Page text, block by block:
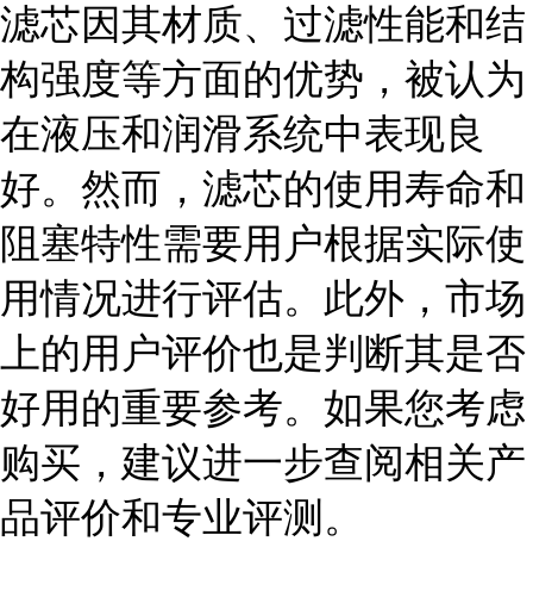
滤芯因其材质、过滤性能和结
构强度等方面的优势，被认为
在液压和润滑系统中表现良
好。然而，滤芯的使用寿命和
阻塞特性需要用户根据实际使
用情况进行评估。此外，市场
上的用户评价也是判断其是否
好用的重要参考。如果您考虑
购买，建议进一步查阅相关产
品评价和专业评测。